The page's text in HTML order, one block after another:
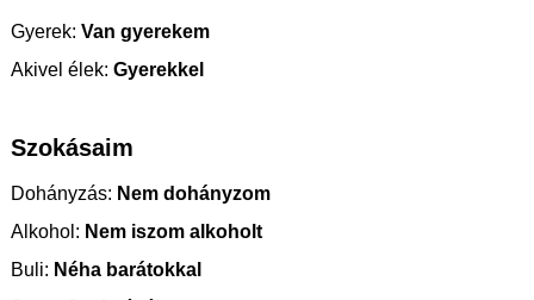
Gyerek: Van gyerekem
Akivel élek: Gyerekkel
Szokásaim
Dohányzás: Nem dohányzom
Alkohol: Nem iszom alkoholt
Buli: Néha barátokkal